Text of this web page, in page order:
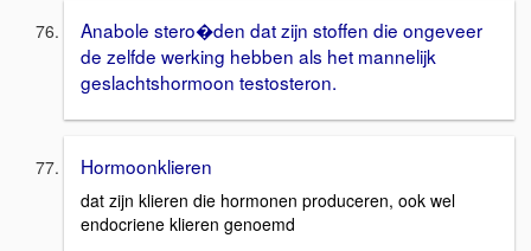
Anabole stero�den dat zijn stoffen die ongeveer
de zelfde werking hebben als het mannelijk
geslachtshormoon testosteron.
Hormoonklieren
dat zijn klieren die hormonen produceren, ook wel
endocriene klieren genoemd